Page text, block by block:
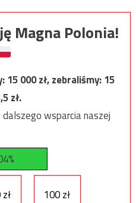
Magna Polonia!
15 000zł, zebraliśmy:15
zł.
dalszego wsparcia naszej
100 zł